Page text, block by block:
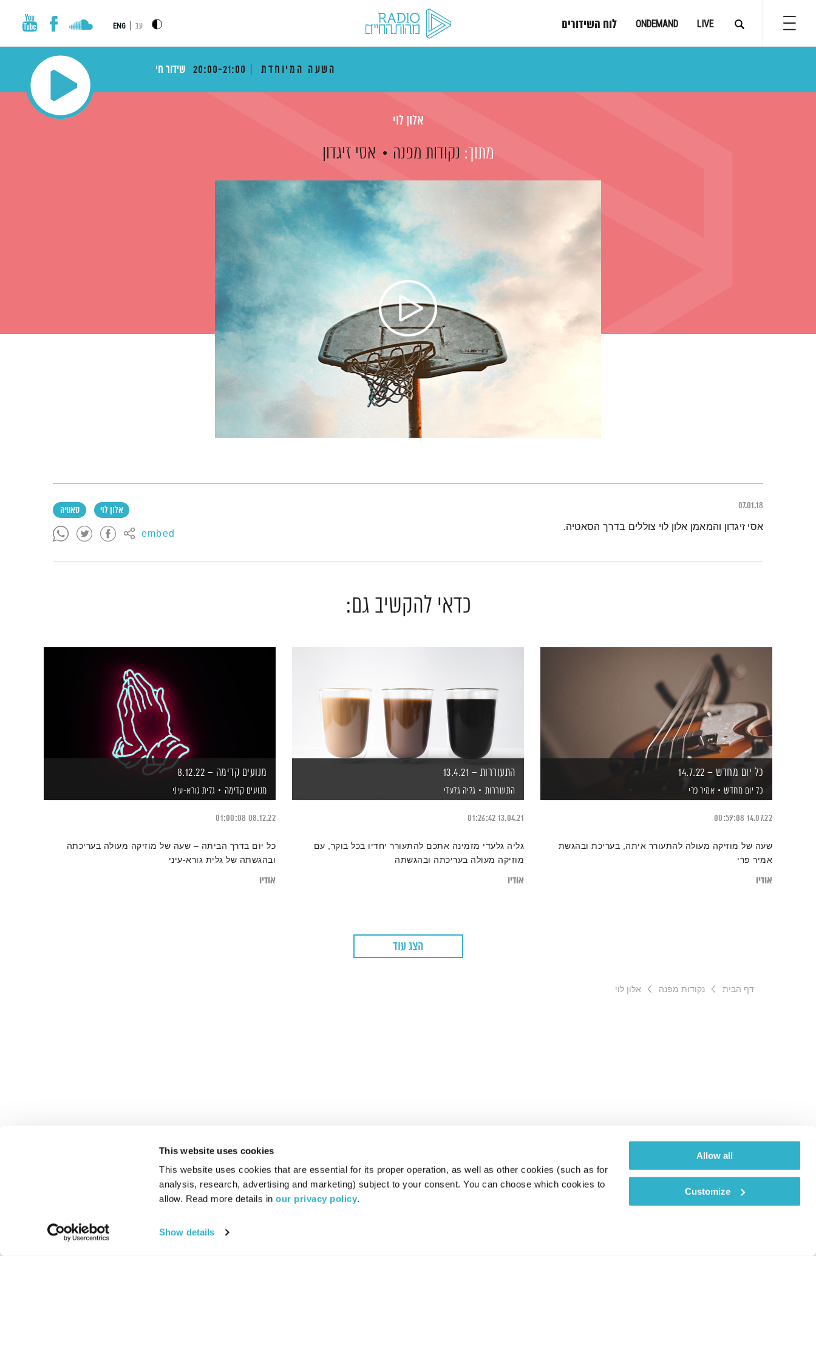
This website uses cookies
This website uses cookies that are essential for its proper operation, as well as other cookies (such as for
analysis, research, advertising and marketing) subject to your consent. You can choose which cookies to
allow. Read more details in our privacy policy.
Show details
Allow all
Customize
LIVE
ONDEMAND לוח השידורים עב ENG
השעה המיוחדת 20:00-21:00 שידור חי
אלון לוי
מתוך: נקודות מפנה אסי זיגדון
07.01.18 אלון לוי סאטיה
embed תמצית הפודקאסט
אסי זיגדון והמאמן אלון לוי צוללים בדרך הסאטיה.
כדאי להקשיב גם:
כל יום מחדש – 14.7.22
כל יום מחדש אמיר פרי
14.07.22
00:59:08
שעה של מוזיקה מעולה להתעורר איתה, בעריכת ובהגשת
אמיר פרי
אודיו
התעוררות – 13.4.21
התעוררות גליה גלעדי
13.04.21
01:26:42
גליה גלעדי מזמינה אתכם להתעורר יחדיו בכל בוקר, עם
מוזיקה מעולה בעריכתה ובהגשתה
אודיו
מנועים קדימה – 8.12.22
מנועים קדימה גלית גורא-עיני
08.12.22
01:00:08
כל יום בדרך הביתה – שעה של מוזיקה מעולה בעריכתה
ובהגשתה של גלית גורא-עיני
אודיו
הצג עוד
דף הבית נקודות מפנה אלון לוי